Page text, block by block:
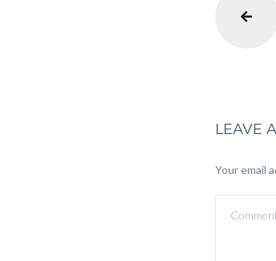
LEAVE
Your email